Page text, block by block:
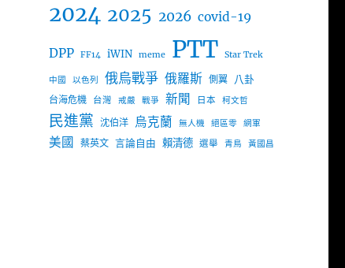
2024 2025 2026 covid-19
DPP FF14 iWIN meme PTT Star Trek
中國 以色列 俄烏戰爭 俄羅斯 側翼 八卦
台海危機 台灣 戒嚴 戰爭 新聞 日本 柯文哲
民進黨 沈伯洋 烏克蘭 無人機 絕區零 網軍
美國 蔡英文 言論自由 賴清德 選舉 青鳥 黃國昌